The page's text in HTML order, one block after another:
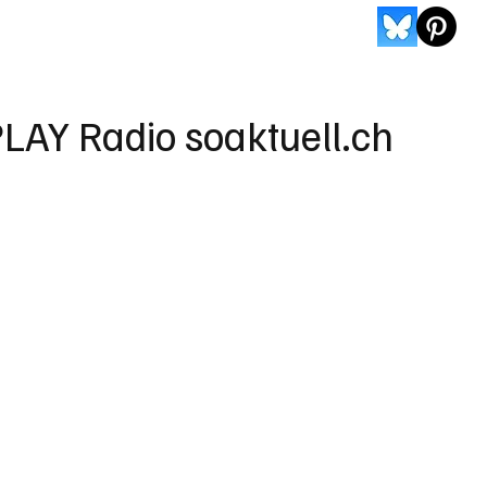
Radio soaktuell.ch